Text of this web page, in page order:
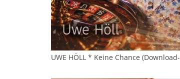
UWE HÖLL * Keine Chance